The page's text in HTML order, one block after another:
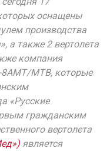
оснащены
производства
а также 2 вертолета
компания
8АМТ/МТВ, которые
«Русские
гражданским
вертолета
является